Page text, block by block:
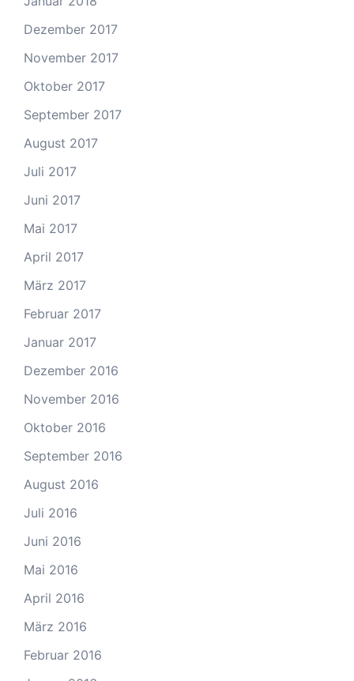
Dezember 2017
November 2017
Oktober 2017
September 2017
August 2017
Juli 2017
Juni 2017
Mai 2017
April 2017
März 2017
Februar 2017
Januar 2017
Dezember 2016
November 2016
Oktober 2016
September 2016
August 2016
Juli 2016
Juni 2016
Mai 2016
April 2016
März 2016
Februar 2016